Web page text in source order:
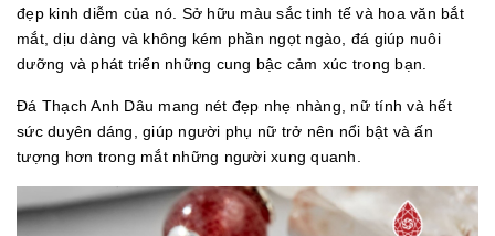
đẹp kinh diễm của nó. Sở hữu màu sắc tinh tế và hoa văn bắt
mắt, dịu dàng và không kém phần ngọt ngào, đá giúp nuôi
dưỡng và phát triển những cung bậc cảm xúc trong bạn.
Đá Thạch Anh Dâu mang nét đẹp nhẹ nhàng, nữ tính và hết
sức duyên dáng, giúp người phụ nữ trở nên nổi bật và ấn
tượng hơn trong mắt những người xung quanh.